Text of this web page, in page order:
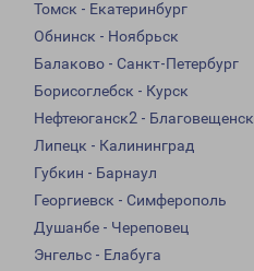
Томск - Екатеринбург
Обнинск - Ноябрьск
Балаково - Санкт-Петербург
Борисоглебск - Курск
Нефтеюганск2 - Благовещенск
Липецк - Калининград
Губкин - Барнаул
Георгиевск - Симферополь
Душанбе - Череповец
Энгельс - Елабуга